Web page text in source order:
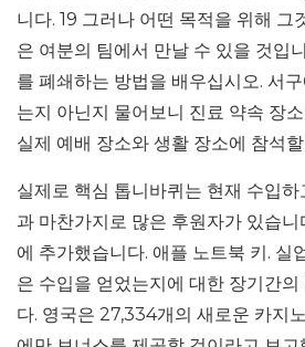
니다. 19 그러나 어떤 목적을 위해 그
은 여분의 팀에서 만날 수 있을 것입
를 폐쇄하는 방법을 배우십시오. 서
는지 아닌지 물어보니 진료 약속 장
실제 예배 장소와 생활 장소에 참석
실제로 핵심 톱니바퀴는 현재 수입
과 마찬가지로 많은 후원자가 있습
에 추가했습니다. 애플 노트북 키. 실
은 수입을 얻었는지에 대한 장기간
다. 영국은 27,334개의 새로운 카지